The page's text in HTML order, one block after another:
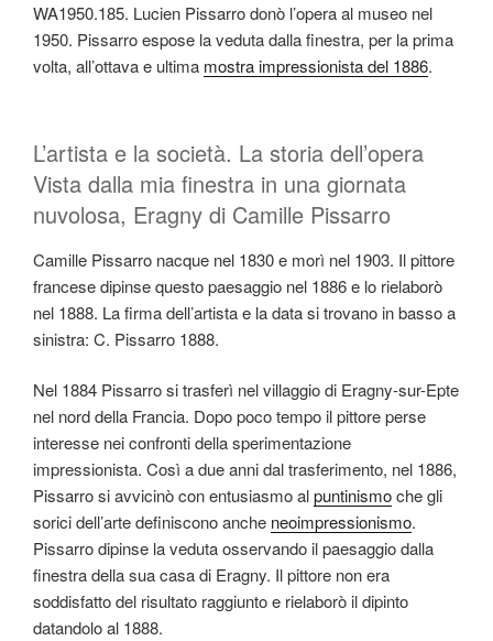
WA1950.185. Lucien Pissarro donò l’opera al museo nel
1950. Pissarro espose la veduta dalla finestra, per la prima
volta, all’ottava e ultima mostra impressionista del 1886.
L’artista e la società. La storia dell’opera
Vista dalla mia finestra in una giornata
nuvolosa, Eragny di Camille Pissarro
Camille Pissarro nacque nel 1830 e morì nel 1903. Il pittore
francese dipinse questo paesaggio nel 1886 e lo rielaborò
nel 1888. La firma dell’artista e la data si trovano in basso a
sinistra: C. Pissarro 1888.
Nel 1884 Pissarro si trasferì nel villaggio di Eragny-sur-Epte
nel nord della Francia. Dopo poco tempo il pittore perse
interesse nei confronti della sperimentazione
impressionista. Così a due anni dal trasferimento, nel 1886,
Pissarro si avvicinò con entusiasmo alpuntinismoche gli
sorici dell’arte definiscono anche neoimpressionismo.
Pissarro dipinse la veduta osservando il paesaggio dalla
finestra della sua casa di Eragny. Il pittore non era
soddisfatto del risultato raggiunto e rielaborò il dipinto
datandolo al 1888.